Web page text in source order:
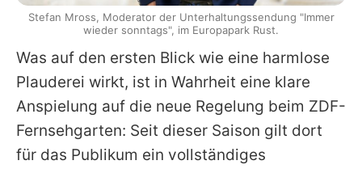
Was auf den ersten Blick wie eine harmlose
Plauderei wirkt, ist in Wahrheit eine klare
Anspielung auf die neue Regelung beim ZDF-
Fernsehgarten: Seit dieser Saison gilt dort
für das Publikum ein vollständiges
Stefan Mross, Moderator der Unterhaltungssendung "Immer
wieder sonntags", im Europapark Rust.